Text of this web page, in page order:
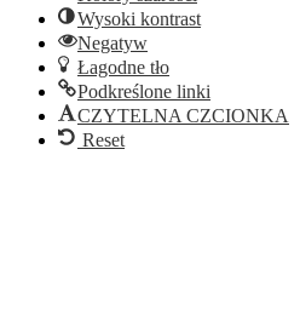
Wysoki kontrast
Negatyw
Łagodne tło
Podkreślone linki
CZYTELNA CZCIONKA
Reset